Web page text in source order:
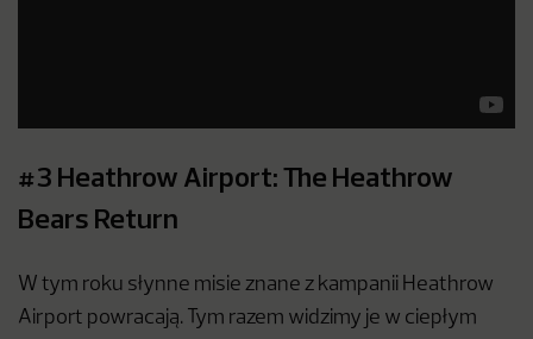
#3 Heathrow Airport: The Heathrow
Bears Return
W tym roku słynne misie znane z kampanii Heathrow
Airport powracają. Tym razem widzimy je w ciepłym